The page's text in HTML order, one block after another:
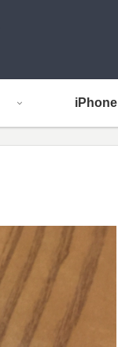
iPhone